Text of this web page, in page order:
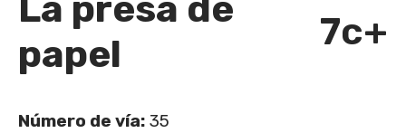
La presa de
papel
7c+
Número de vía: 35